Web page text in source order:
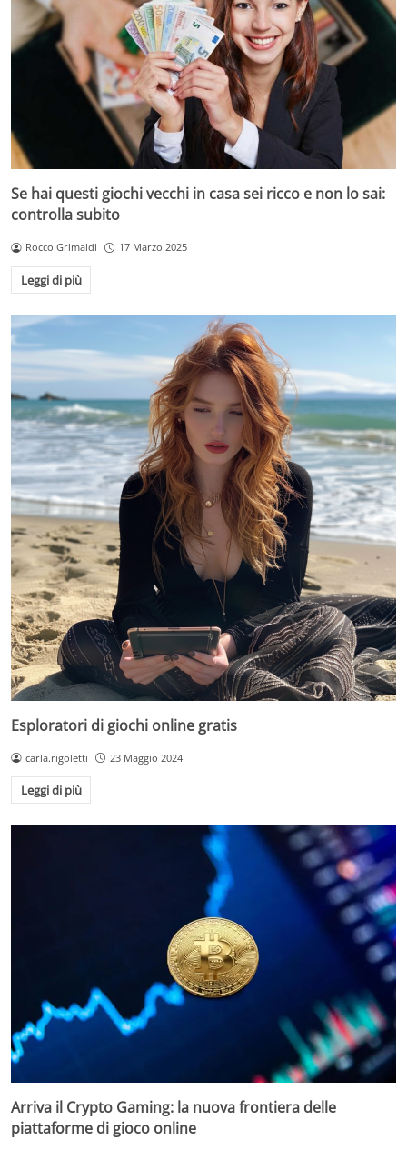
Se hai questi giochi vecchi in casa sei ricco e non lo sai:
controlla subito
Rocco Grimaldi 17 Marzo 2025
Leggi di più
Esploratori di giochi online gratis
carla.rigoletti 23 Maggio 2024
Leggi di più
Arriva il Crypto Gaming: la nuova frontiera delle
piattaforme di gioco online